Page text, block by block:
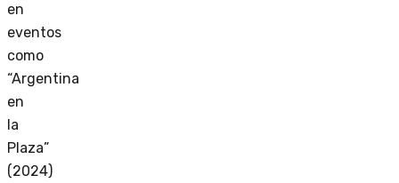
en
eventos
como
“Argentina
en
la
Plaza”
(2024)